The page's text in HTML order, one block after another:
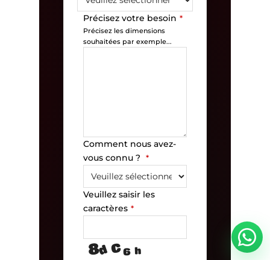
Précisez votre besoin *
Précisez les dimensions
souhaitées par exemple...
Comment nous avez-
vous connu ?
*
Veuillez saisir les
caractères *